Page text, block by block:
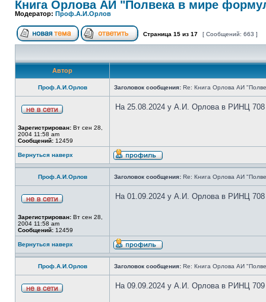
Книга Орлова АИ "Полвека в мире
Модератор: Проф.А.И.Орлов
Страница 15 из 17 [ Сообщений: 663 ]
Автор
Проф.А.И.Орлов Заголовок сообщения: Re: Книга Орлова АИ
Зарегистрирован: Вт сен 28,
2004 11:58 am
Сообщений: 12459
На 25.08.2024 у А.И. Орлова в РИНЦ 708
Вернуться наверх
Проф.А.И.Орлов Заголовок сообщения: Re: Книга Орлова АИ
Зарегистрирован: Вт сен 28,
2004 11:58 am
Сообщений: 12459
На 01.09.2024 у А.И. Орлова в РИНЦ 708
Вернуться наверх
Проф.А.И.Орлов Заголовок сообщения: Re: Книга Орлова АИ
На 09.09.2024 у А.И. Орлова в РИНЦ 709